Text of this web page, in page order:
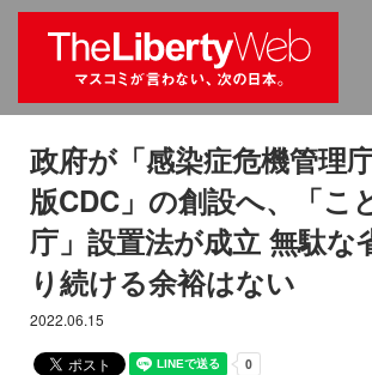
政府が「感染症危機管理
版CDC」の創設へ、「こ
庁」設置法が成立 無駄な
り続ける余裕はない
2022.06.15